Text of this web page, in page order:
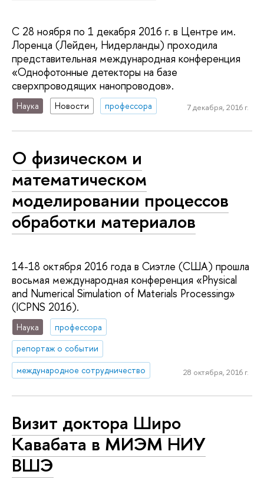
С 28 ноября по 1 декабря 2016 г. в Центре им.
Лоренца (Лейден, Нидерланды) проходила
представительная международная конференция
«Однофотонные детекторы на базе
сверхпроводящих нанопроводов».
Наука Новости профессора 7 декабря, 2016 г.
О физическом и
математическом
моделировании процессов
обработки материалов
14-18 октября 2016 года в Сиэтле (США) прошла
восьмая международная конференция «Physical
and Numerical Simulation of Materials Processing»
(ICPNS 2016).
Наука
профессора
репортаж о событии
международное сотрудничество
28 октября, 2016 г.
Визит доктора Широ
Кавабата в МИЭМ НИУ
ВШЭ